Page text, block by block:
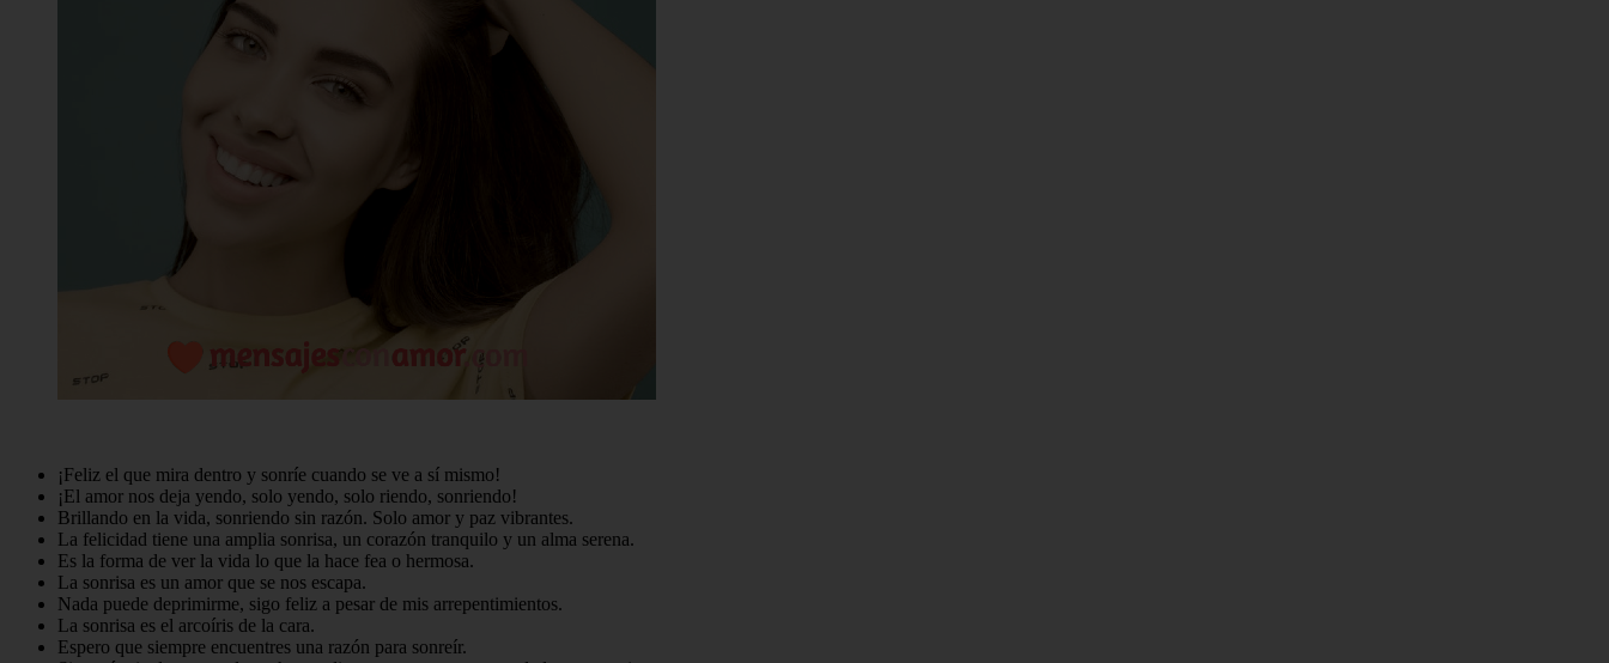
¡Feliz el que mira dentro y sonríe cuando se ve a sí mismo!
¡El amor nos deja yendo, solo yendo, solo riendo, sonriendo!
Brillando en la vida, sonriendo sin razón. Solo amor y paz vibrantes.
La felicidad tiene una amplia sonrisa, un corazón tranquilo y un alma serena.
Es la forma de ver la vida lo que la hace fea o hermosa.
La sonrisa es un amor que se nos escapa.
Nada puede deprimirme, sigo feliz a pesar de mis arrepentimientos.
La sonrisa es el arcoíris de la cara.
Espero que siempre encuentres una razón para sonreír.